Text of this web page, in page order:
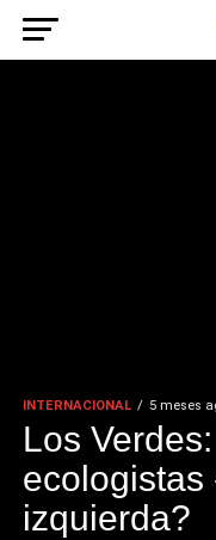
INTERNACIONAL 5 meses
Los
ecologistas
izquierda?